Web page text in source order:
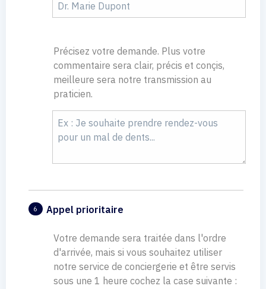
Précisez votre demande. Plus votre
commentaire sera clair, précis et conçis,
meilleure sera notre transmission au
praticien.
6 Appel prioritaire
Votre demande sera traitée dans l'ordre
d'arrivée, mais si vous souhaitez utiliser
notre service de conciergerie et être servis
sous une 1 heure cochez la case suivante :